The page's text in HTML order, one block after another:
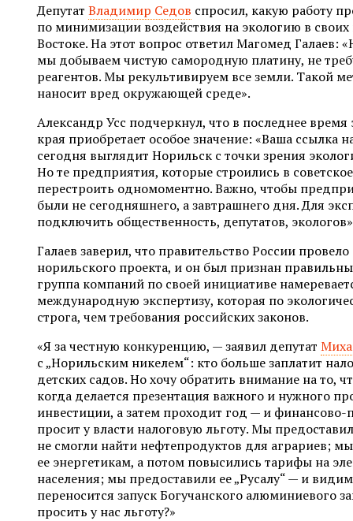
Депутат Владимир Седов спросил, какую работу
по минимизации воздействия на экологию в
Востоке. На этот вопрос ответил Магомед Галаев:
мы добываем чистую самородную платину, не
реагентов. Мы рекультивируем все земли. Такой
наносит вред окружающей среде».
Александр Усс подчеркнул, что в последнее время
края приобретает особое значение: «Ваша ссылка
сегодня выглядит Норильск с точки зрения
Но те предприятия, которые строились в
перестроить одномоментно. Важно, чтобы
были не сегодняшнего, а завтрашнего дня. Для
подключить общественность, депутатов,
Галаев заверил, что правительство России
норильского проекта, и он был признан
группа компаний по своей инициативе
международную экспертизу, которая по
строга, чем требования российских законов.
«Я за честную конкуренцию, — заявил депутат
с „Норильским никелем“: кто больше заплатит
детских садов. Но хочу обратить внимание на то,
когда делается презентация важного и нужного
инвестиции, а затем проходит год — и
просит у власти налоговую льготу. Мы
не смогли найти нефтепродуктов для аграриев;
ее энергетикам, а потом повысились тарифы на
населения; мы предоставили ее „Русалу“ — и
переносится запуск Богучанского алюминиевого
просить у нас льготу?»